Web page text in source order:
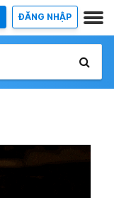
ĐĂNG NHẬP